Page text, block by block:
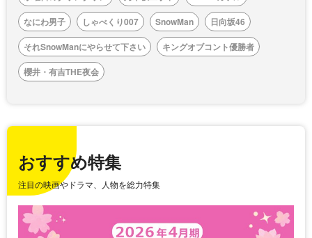
なにわ男子
しゃべくり007 SnowMan
日向坂46
それSnowManにやらせて下さい
キングオブコント優勝者
櫻井・有吉THE夜会
おすすめ特集
注目の映画やドラマ、人物を総力特集